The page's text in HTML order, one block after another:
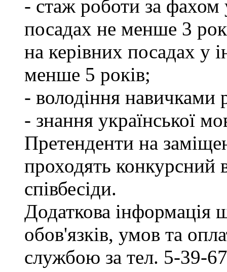
- стаж роботи за фахом
посадах не менше 3
на керівних посадах у
менше 5 років;
- володіння навичками
- знання української
Претенденти на
проходять конкурсний
співбесіди.
Додаткова інформація
обов'язків, умов та
службою за тел. 5-39-